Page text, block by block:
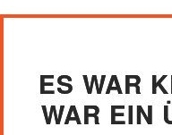
ES WAR
WAR EIN